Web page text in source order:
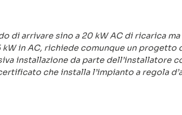
di arrivare sino a 20 kW AC di ricarica ma
in AC, richiede comunque un progetto
installazione da parte dell’installatore
che installa l’impianto a regola